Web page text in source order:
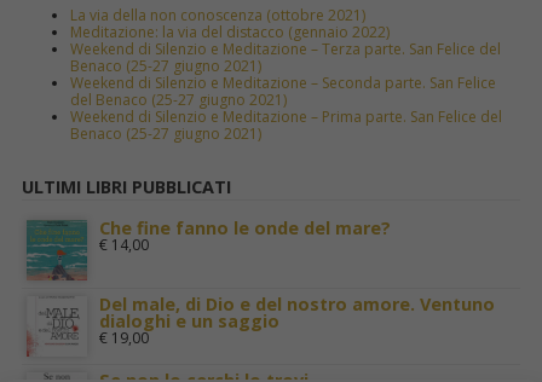
La via della non conoscenza (ottobre 2021)
Meditazione: la via del distacco (gennaio 2022)
Weekend di Silenzio e Meditazione – Terza parte. San Felice del
Benaco (25-27 giugno 2021)
Weekend di Silenzio e Meditazione – Seconda parte. San Felice
del Benaco (25-27 giugno 2021)
Weekend di Silenzio e Meditazione – Prima parte. San Felice del
Benaco (25-27 giugno 2021)
ULTIMI LIBRI PUBBLICATI
Che fine fanno le onde del mare?
€14,00
Del male, di Dio e del nostro amore. Ventuno
dialoghi e un saggio
€19,00